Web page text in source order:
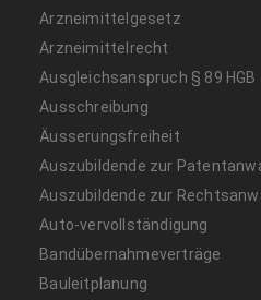
Arzneimittelgesetz
Arzneimittelrecht
Ausgleichsanspruch § 89 HGB
Ausschreibung
Äusserungsfreiheit
Auszubildende zur
Auszubildende zur
Auto-vervollständigung
Bandübernahmeverträge
Bauleitplanung